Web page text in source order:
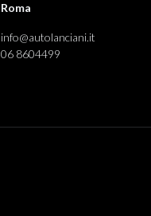
Roma
info@autolanciani.it
06 8604499